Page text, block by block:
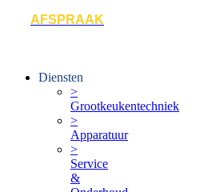
AFSPRAAK
Diensten
>
Grootkeukentechniek
>
Apparatuur
>
Service
&